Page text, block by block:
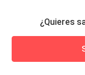
¿Quieres